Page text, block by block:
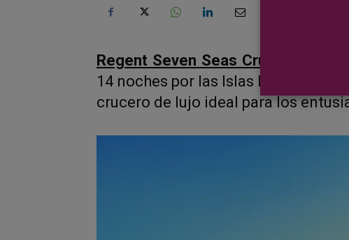
Regent Seven Seas Cruises
14 noches por las Islas Británicas e
crucero de lujo ideal para los